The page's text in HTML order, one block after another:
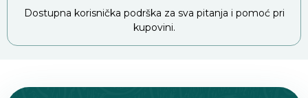
Dostupna korisnička podrška za sva pitanja i pomoć pri
kupovini.